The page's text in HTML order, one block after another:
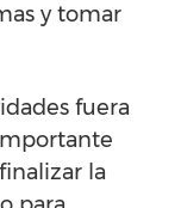
y tomar
fuera
la